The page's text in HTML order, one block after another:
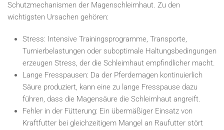
Schutzmechanismen der Magenschleimhaut. Zu den
wichtigsten Ursachen gehören:
Stress: Intensive Trainingsprogramme, Transporte,
Turnierbelastungen oder suboptimale Haltungsbedingungen
erzeugen Stress, der die Schleimhaut empfindlicher macht.
Lange Fresspausen: Da der Pferdemagen kontinuierlich
Säure produziert, kann eine zu lange Fresspause dazu
führen, dass die Magensäure die Schleimhaut angreift.
Fehler in der Fütterung: Ein übermäßiger Einsatz von
Kraftfutter bei gleichzeitigem Mangel an Raufutter stört